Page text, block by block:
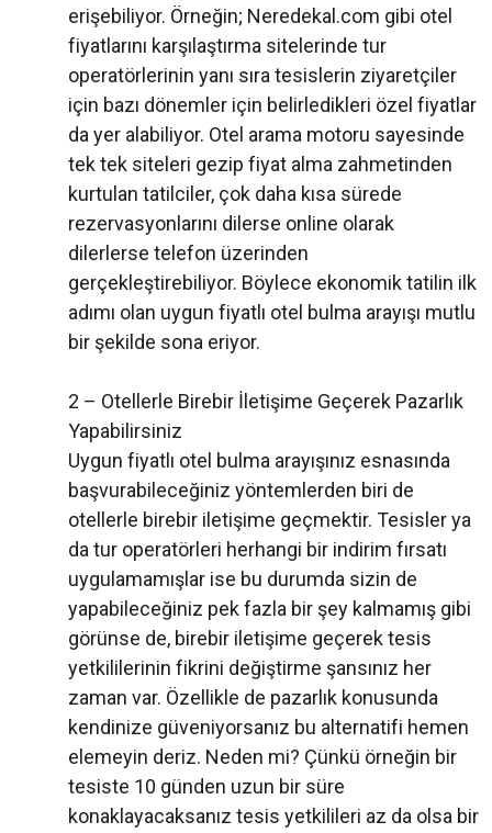
erişebiliyor. Örneğin; Neredekal.com gibi otel
fiyatlarını karşılaştırma sitelerinde tur
operatörlerinin yanı sıra tesislerin ziyaretçiler
için bazı dönemler için belirledikleri özel fiyatlar
da yer alabiliyor. Otel arama motoru sayesinde
tek tek siteleri gezip fiyat alma zahmetinden
kurtulan tatilciler, çok daha kısa sürede
rezervasyonlarını dilerse online olarak
dilerlerse telefon üzerinden
gerçekleştirebiliyor. Böylece ekonomik tatilin ilk
adımı olan uygun fiyatlı otel bulma arayışı mutlu
bir şekilde sona eriyor.
2 – Otellerle Birebir İletişime Geçerek Pazarlık
Yapabilirsiniz
Uygun fiyatlı otel bulma arayışınız esnasında
başvurabileceğiniz yöntemlerden biri de
otellerle birebir iletişime geçmektir. Tesisler ya
da tur operatörleri herhangi bir indirim fırsatı
uygulamamışlar ise bu durumda sizin de
yapabileceğiniz pek fazla bir şey kalmamış gibi
görünse de, birebir iletişime geçerek tesis
yetkililerinin fikrini değiştirme şansınız her
zaman var. Özellikle de pazarlık konusunda
kendinize güveniyorsanız bu alternatifi hemen
elemeyin deriz. Neden mi? Çünkü örneğin bir
tesiste 10 günden uzun bir süre
konaklayacaksanız tesis yetkilileri az da olsa bir